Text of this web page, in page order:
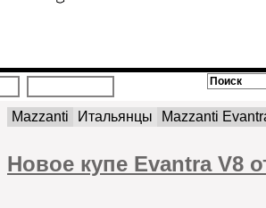
Mazzanti Итальянцы Mazzanti
Новое купе Evantra V8